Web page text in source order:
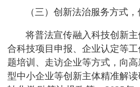
（三）创新法治服务方式
将普法宣传融入科技创新
合科技项目申报、企业认定等
题培训、走访企业等方式，向
型中小企业等创新主体精准解